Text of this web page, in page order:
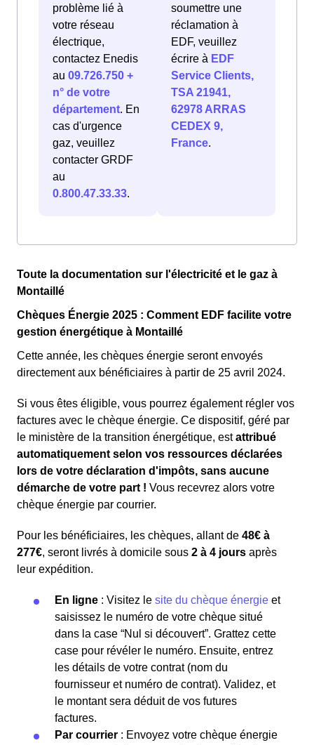
problème lié à
votre réseau
électrique,
contactez Enedis
au 09.726.750 +
n° de votre
département. En
cas d'urgence
gaz, veuillez
contacter GRDF
au
0.800.47.33.33.
soumettre une
réclamation à
EDF, veuillez
écrire à EDF
Service Clients,
TSA 21941,
62978 ARRAS
CEDEX 9,
France.
Toute la documentation sur l'électricité et le gaz à
Montaillé
Chèques Énergie 2025 : Comment EDF facilite votre
gestion énergétique à Montaillé
Cette année, les chèques énergie seront envoyés
directement aux bénéficiaires à partir de 25 avril 2024.
Si vous êtes éligible, vous pourrez également régler vos
factures avec le chèque énergie. Ce dispositif, géré par
le ministère de la transition énergétique, estattribué
automatiquement selon vos ressources déclarées
lors de votre déclaration d'impôts, sans aucune
démarche de votre part ! Vous recevrez alors votre
chèque énergie par courrier.
Pour les bénéficiaires, les chèques, allant de 48€ à
277€, seront livrés à domicile sous 2 à 4 jours après
leur expédition.
En ligne : Visitez le site du chèque énergie et
saisissez le numéro de votre chèque situé
dans la case “Nul si découvert”. Grattez cette
case pour révéler le numéro. Ensuite, entrez
les détails de votre contrat (nom du
fournisseur et numéro de contrat). Validez, et
le montant sera déduit de vos futures
factures.
Par courrier : Envoyez votre chèque énergie